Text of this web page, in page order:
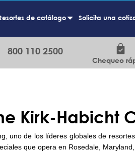
de catálogo Solicita una
800 110 2500
Chequeo
Kirk-Habicht
uno de los líderes globales de
que opera en Rosedale,